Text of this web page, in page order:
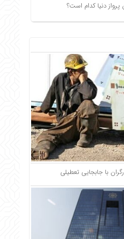
دنیا کدام است؟
با جابجایی تعطیلی